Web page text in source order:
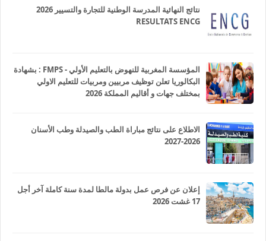
نتائج النهائية المدرسة الوطنية للتجارة والتسيير 2026
RESULTATS ENCG
المؤسسة المغربية للنهوض بالتعليم الأولي - FMPS : بشهادة
البكالوريا تعلن توظيف مربيين ومربيات للتعليم الاولي
بمختلف جهات و أقاليم المملكة 2026
الاطلاع على نتائج مباراة الطب والصيدلة وطب الأسنان
2026-2027
إعلان عن فرص عمل بدولة مالطا لمدة سنة كاملة آخر أجل
17 غشت 2026